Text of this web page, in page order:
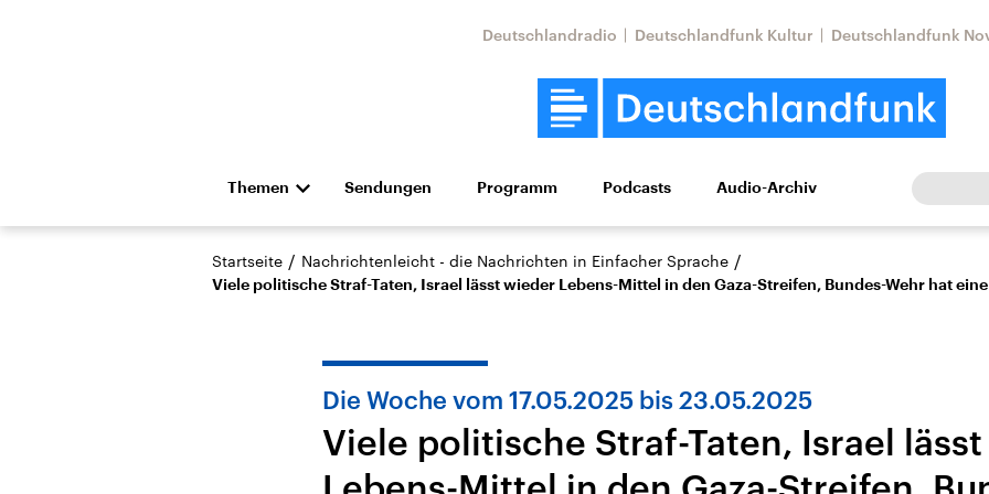
Deutschlandradio Deutschlandfunk Kultur Deutschlandfunk
Themen
Die Nachrichten Politik Wirtschaft Wissen Kultur Europa
Hörspiel und Feature Musik
Landtagswahl Sachsen-
Anhalt 2026
Aktuelle Beiträge,
Aktuelle Lage und
Aktuelle Lage und
Sendungen Programm Podcasts Audio-Archiv
Startseite / Nachrichtenleicht - die Nachrichten in Einfacher Sprache /
Viele politische Straf-Taten, Israel lässt wieder Lebens-Mittel in den Gaza-Streifen, Bundes-Wehr hat
Die Woche vom 17.05.2025 bis 23.05.2025
Viele politische Straf-Taten, Israel